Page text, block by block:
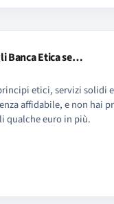
Banca Etica se…
etici, servizi solidi e
affidabile, e non hai
qualche euro in più.